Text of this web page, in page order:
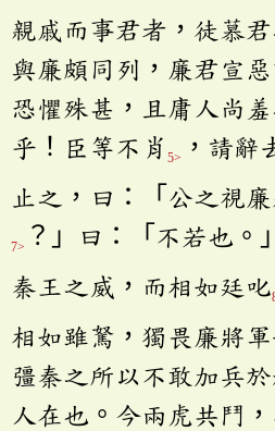
親戚而事君者，徒慕
與廉頗同列，廉君宣
恐懼殊甚，且庸人尚
乎！臣等不肖 5> ，請辭
止之，曰：「公之視
7> ？」曰：「不若也。
秦王之威，而相如廷叱
相如雖駑，獨畏廉將
彊秦之所以不敢加兵
人在也。今兩虎共鬥